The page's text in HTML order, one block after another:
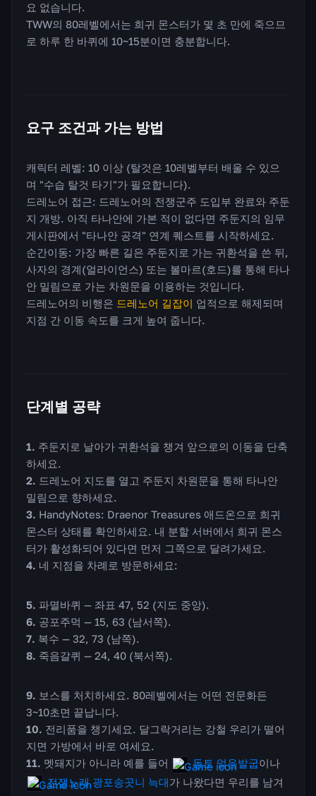
요 없습니다.
TWW의 80레벨에서는 희귀 몬스터가 몇 초 만에 죽으므
로 하루 한 바퀴에 10~15분이면 충분합니다.
요구 조건과 가는 방법
캐릭터 레벨: 10 이상 (탈것은 10레벨부터 배울 수 있으
며 "수습 탈것 타기"가 필요합니다).
드레노어 접근: 드레노어의 전쟁군주 도입부 완료와 주둔
지 개방. 아직 타나안에 가본 적이 없다면 주둔지의 임무
게시판에서 "타나안 공격" 연계 퀘스트를 시작하세요.
순간이동: 가장 빠른 길은 주둔지로 가는 귀환석을 쓴 뒤,
사자의 경계(얼라이언스) 또는 볼마르(호드)를 통해 타나
안 밀림으로 가는 차원문을 이용하는 것입니다.
드레노어의 비행은 드레노어 길잡이 업적으로 해제되며
지점 간 이동 속도를 크게 높여 줍니다.
단계별 공략
주둔지로 날아가 귀환석을 챙겨 앞으로의 이동을 단축
하세요.
드레노어 지도를 열고 주둔지 차원문을 통해 타나안
밀림으로 향하세요.
HandyNotes: Draenor Treasures 애드온으로 희귀
몬스터 상태를 확인하세요. 내 분할 서버에서 희귀 몬스
터가 활성화되어 있다면 먼저 그쪽으로 달려가세요.
네 지점을 차례로 방문하세요:
파멸바퀴 — 좌표 47, 52 (지도 중앙).
공포주먹 — 15, 63 (남서쪽).
복수 — 32, 73 (남쪽).
죽음갈퀴 — 24, 40 (북서쪽).
보스를 처치하세요. 80레벨에서는 어떤 전문화든
3~10초면 끝납니다.
전리품을 챙기세요. 달그락거리는 강철 우리가 떨어
지면 가방에서 바로 여세요.
멧돼지가 아니라 예를 들어
동토 얼음발굽이나
전쟁노래 광포송곳니 늑대가 나왔다면 우리를 남겨